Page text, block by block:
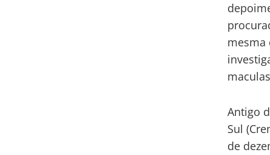
mesma
Antigo
Sul
de